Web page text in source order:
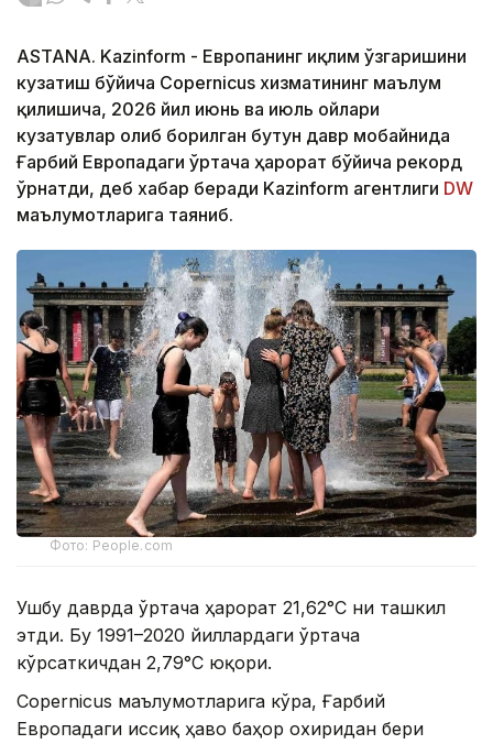
ASTANA. Kazinform - Европанинг иқлим ўзгаришини
кузатиш бўйича Copernicus хизматининг маълум
қилишича, 2026 йил июнь ва июль ойлари
кузатувлар олиб борилган бутун давр мобайнида
Ғарбий Европадаги ўртача ҳарорат бўйича рекорд
ўрнатди, деб хабар беради Kazinform агентлиги DW
маълумотларига таяниб.
Фото: People.com
Ушбу даврда ўртача ҳарорат 21,62°С ни ташкил
этди. Бу 1991–2020 йиллардаги ўртача
кўрсаткичдан 2,79°С юқори.
Copernicus маълумотларига кўра, Ғарбий
Европадаги иссиқ ҳаво баҳор охиридан бери